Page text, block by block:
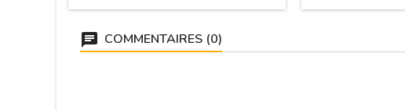
quelque chose d'important.
COMMENTAIRES (0)